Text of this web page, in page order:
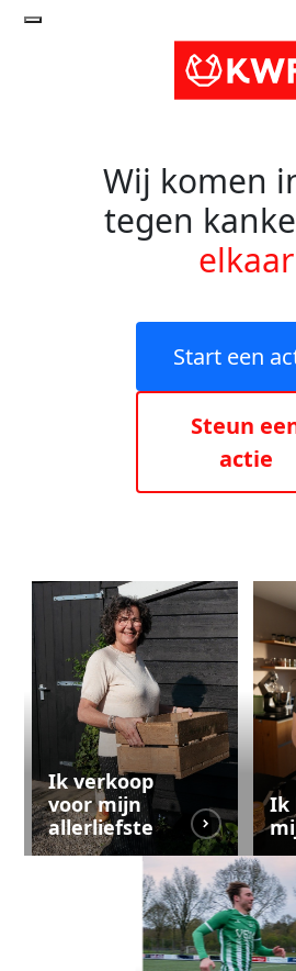
Wij komen
tegen
elkaar
Start een
Steun
actie
Ik verkoop
voor mijn
allerliefste
Ik